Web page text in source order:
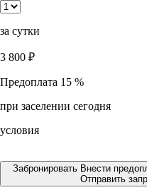
за сутки
3 800 ₽
Предоплата 15 %
при заселении сегодня
условия
Забронировать Внести
Отправить